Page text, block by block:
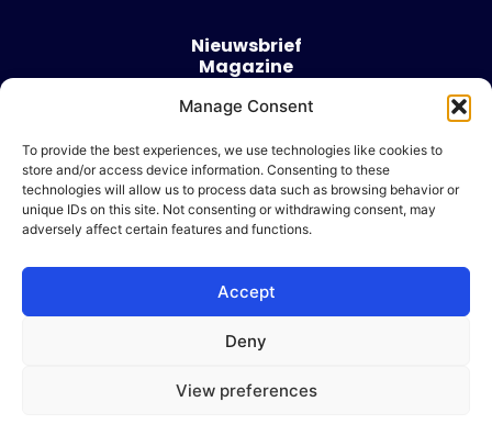
Manage Consent
To provide the best experiences, we use technologies like cookies to
store and/or access device information. Consenting to these
technologies will allow us to process data such as browsing behavior or
unique IDs on this site. Not consenting or withdrawing consent, may
adversely affect certain features and functions.
Accept
Deny
View preferences
Nieuwsbrief
Magazine
Over
Algemene voorwaarden
Cookie beleid
Ik wil adverteren
© 2026 Risk & Business
| Design & Development door